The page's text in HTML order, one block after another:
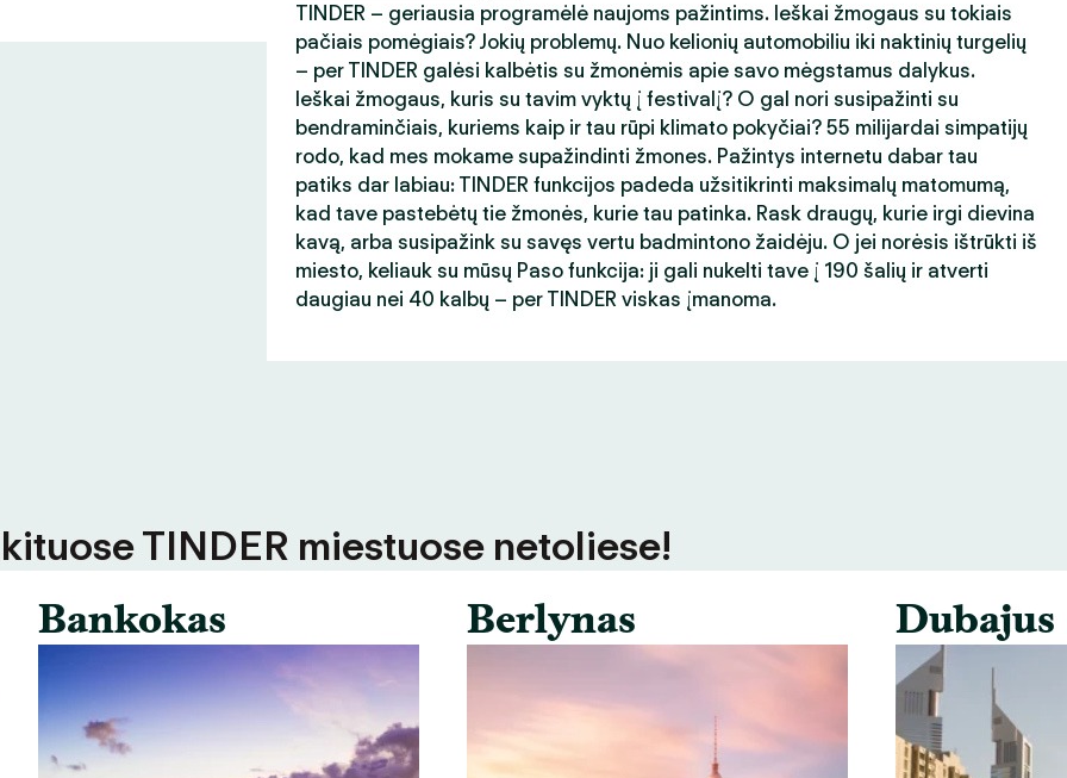
TINDER – geriausia programėlė naujoms pažintims. Ieškai žmogaus su tokiais
pačiais pomėgiais? Jokių problemų. Nuo kelionių automobiliu iki naktinių turgelių
– per TINDER galėsi kalbėtis su žmonėmis apie savo mėgstamus dalykus.
Ieškai žmogaus, kuris su tavim vyktų į festivalį? O gal nori susipažinti su
bendraminčiais, kuriems kaip ir tau rūpi klimato pokyčiai? 55 milijardai simpatijų
rodo, kad mes mokame supažindinti žmones. Pažintys internetu dabar tau
patiks dar labiau: TINDER funkcijos padeda užsitikrinti maksimalų matomumą,
kad tave pastebėtų tie žmonės, kurie tau patinka. Rask draugų, kurie irgi dievina
kavą, arba susipažink su savęs vertu badmintono žaidėju. O jei norėsis ištrūkti iš
miesto, keliauk su mūsų Paso funkcija: ji gali nukelti tave į 190 šalių ir atverti
daugiau nei 40 kalbų – per TINDER viskas įmanoma.
TINDER miestuose netoliese!
Bankokas Berlynas Dubajus